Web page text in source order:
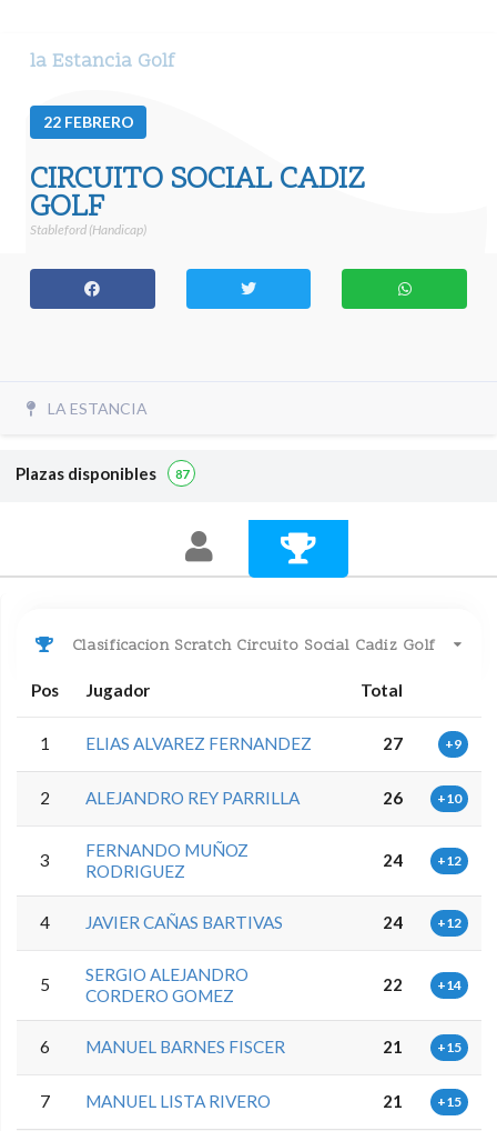
la Estancia Golf
22 FEBRERO
CIRCUITO SOCIAL CADIZ
GOLF
Stableford (Handicap)
LA ESTANCIA
Plazas disponibles 87
Clasificacion Scratch Circuito Social Cadiz Golf
Pos Jugador Total
1 ELIAS ALVAREZ FERNANDEZ 27 +9
2 ALEJANDRO REY PARRILLA 26 +10
3
FERNANDO MUÑOZ
RODRIGUEZ
24 +12
4 JAVIER CAÑAS BARTIVAS 24 +12
5
SERGIO ALEJANDRO
CORDERO GOMEZ
22 +14
6 MANUEL BARNES FISCER 21 +15
7 MANUEL LISTA RIVERO 21 +15